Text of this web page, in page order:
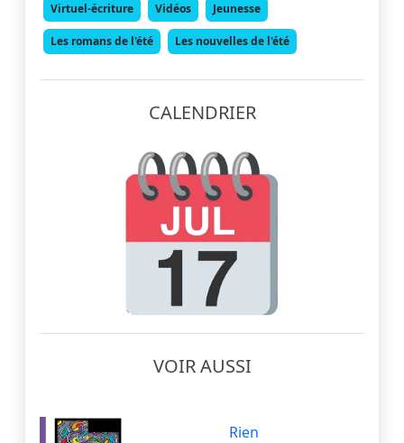
Virtuel-écriture Vidéos Jeunesse
Les romans de l'été Les nouvelles de l'été
CALENDRIER
VOIR AUSSI
Rien